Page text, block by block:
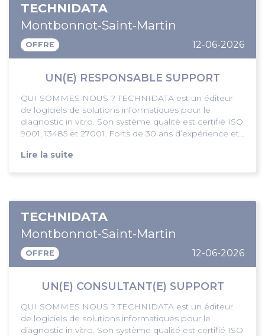
TECHNIDATA
Montbonnot-Saint-Martin
OFFRE 12-06-2026
UN(E) RESPONSABLE SUPPORT
QUI SOMMES NOUS ? TECHNIDATA est un éditeur
de logiciels de solutions informatiques pour le
diagnostic in vitro. Son système qualité est certifié ISO
9001, 13485 et 27001. Forts de 30 ans d’expérience et...
Lire la suite
TECHNIDATA
Montbonnot-Saint-Martin
OFFRE 12-06-2026
UN(E) CONSULTANT(E) SUPPORT
QUI SOMMES NOUS ? TECHNIDATA est un éditeur
de logiciels de solutions informatiques pour le
diagnostic in vitro. Son système qualité est certifié ISO